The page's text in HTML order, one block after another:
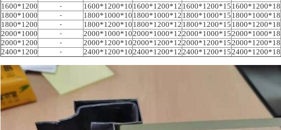
1600*1200
- 1600*1200*101600*1200*121600*1200*151600*1200*18
1800*1000
- 1800*1000*101800*1000*121800*1000*151800*1000*18
1800*1200
- 1800*1200*101800*1200*121800*1200*151800*1200*18
2000*1000
- 2000*1000*102000*1000*122000*1000*152000*1000*18
2000*1200
- 2000*1200*102000*1200*122000*1200*152000*1200*18
2400*1200
- 2400*1200*102400*1200*122400*1200*152400*1200*18